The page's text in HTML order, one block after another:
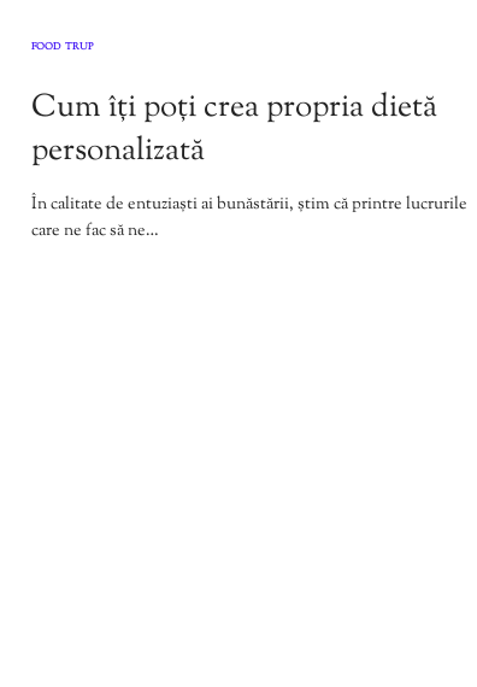
FOOD TRUP
Cum îți poți crea propria dietă
personalizată
În calitate de entuziaști ai bunăstării, știm că printre lucrurile
care ne fac să ne…